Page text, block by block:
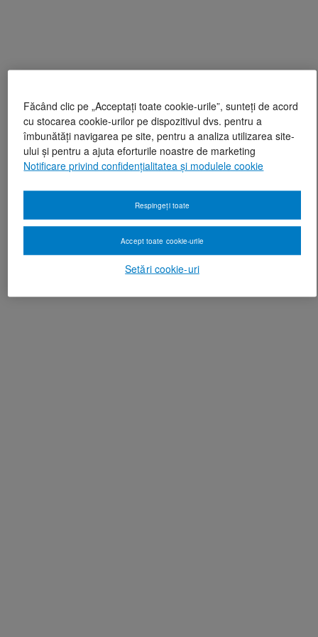
Făcând clic pe „Acceptați toate cookie-urile”, sunteți de acord
cu stocarea cookie-urilor pe dispozitivul dvs. pentru a
îmbunătăți navigarea pe site, pentru a analiza utilizarea site-
ului și pentru a ajuta eforturile noastre de marketing
Notificare privind confidențialitatea și modulele cookie
Setări cookie-uri
Respingeți toate
Accept toate cookie-urile